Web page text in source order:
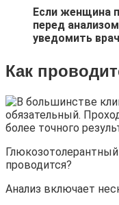
Если женщина
перед
уведомить
Как
проводится?
Анализ включает